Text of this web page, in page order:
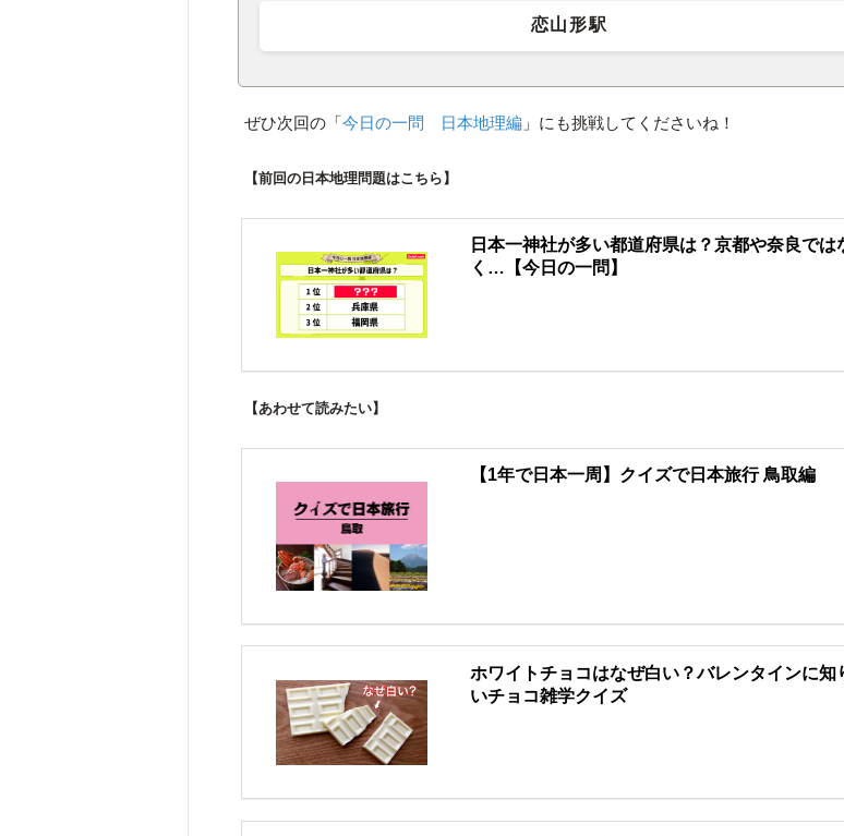
恋山形駅
ぜひ次回の「今日の一問 日本地理編 」にも挑戦してくださいね！
【前回の日本地理問題はこちら】
日本一神社が多い都道府県は？京都や奈良では
く…【今日の一問】
【あわせて読みたい】
【1年で日本一周】クイズで日本旅行 鳥取編
ホワイトチョコはなぜ白い？バレンタインに知
いチョコ雑学クイズ